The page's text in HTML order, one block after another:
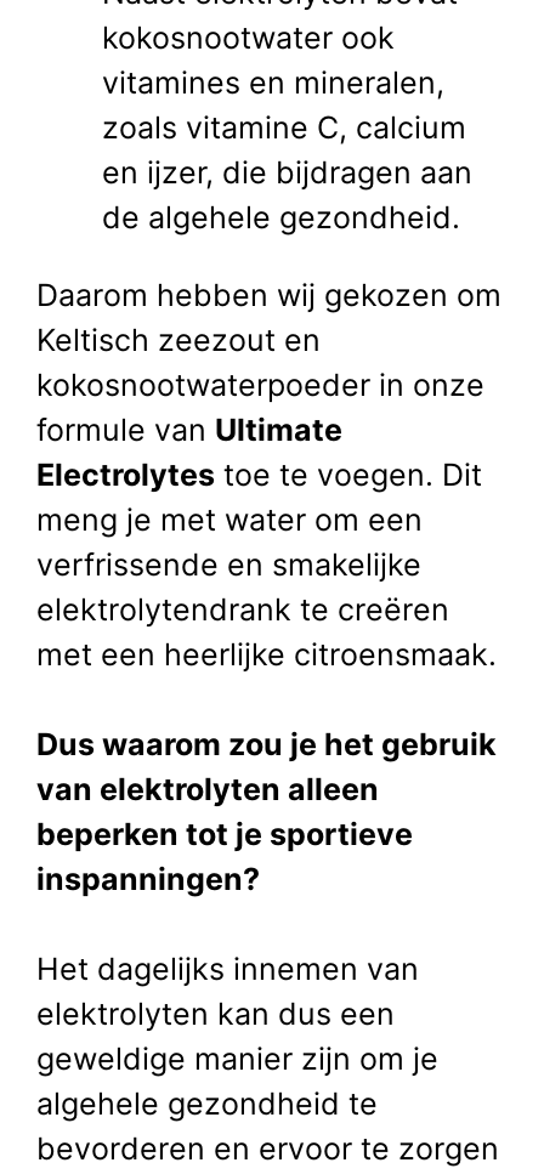
kokosnootwater ook
vitamines en mineralen,
zoals vitamine C, calcium
en ijzer, die bijdragen aan
de algehele gezondheid.
Daarom hebben wij gekozen om
Keltisch zeezout en
kokosnootwaterpoeder in onze
formule van Ultimate
Electrolytes toe te voegen. Dit
meng je met water om een
verfrissende en smakelijke
elektrolytendrank te creëren
met een heerlijke citroensmaak.
Dus waarom zou je het gebruik
van elektrolyten alleen
beperken tot je sportieve
inspanningen?
Het dagelijks innemen van
elektrolyten kan dus een
geweldige manier zijn om je
algehele gezondheid te
bevorderen en ervoor te zorgen